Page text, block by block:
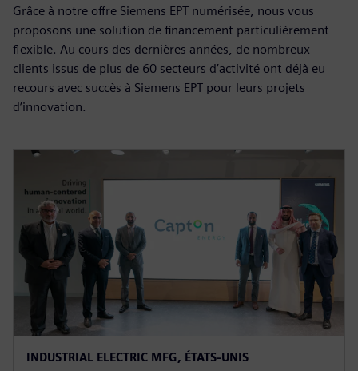
Grâce à notre offre Siemens EPT numérisée, nous vous
proposons une solution de financement particulièrement
flexible. Au cours des dernières années, de nombreux
clients issus de plus de 60 secteurs d’activité ont déjà eu
recours avec succès à Siemens EPT pour leurs projets
d’innovation.
INDUSTRIAL ELECTRIC MFG, ÉTATS-UNIS